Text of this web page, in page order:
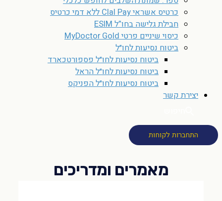
כרטיס אשראי Clal Pay ללא דמי כרטיס
חבילת גלישה בחו”ל ESIM
כיסוי שיניים פרטי MyDoctor Gold
ביטוח נסיעות לחו״ל
ביטוח נסיעות לחו״ל פספורטכארד
ביטוח נסיעות לחו״ל הראל
ביטוח נסיעות לחו״ל הפניקס
יצירת קשר
התחברות לקוחות